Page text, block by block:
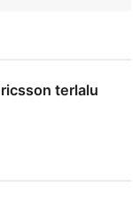
terlalu